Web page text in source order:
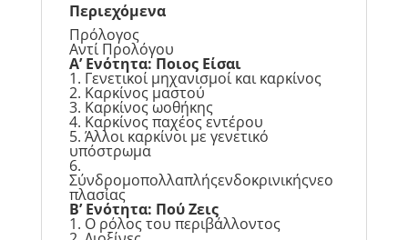
Περιεχόμενα
Πρόλογος
Αντί Προλόγου
Α’ Ενότητα: Ποιος Είσαι
1. Γενετικοί μηχανισμοί και καρκίνος
2. Καρκίνος μαστού
3. Καρκίνος ωοθήκης
4. Καρκίνος παχέος εντέρου
5. Άλλοι καρκίνοι με γενετικό
υπόστρωμα
6.
Σύνδρομοπολλαπλήςενδοκρινικήςνεο
πλασίας
Β’ Ενότητα: Πού Ζεις
1. Ο ρόλος του περιβάλλοντος